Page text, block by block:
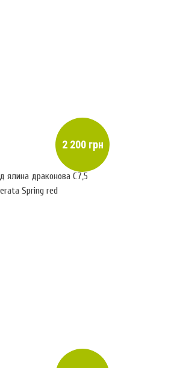
2 200 грн
ялина драконова С7,5
Spring red